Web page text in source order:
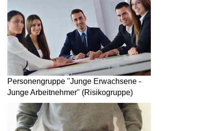
Personengruppe "Junge Erwachsene -
Junge Arbeitnehmer" (Risikogruppe)